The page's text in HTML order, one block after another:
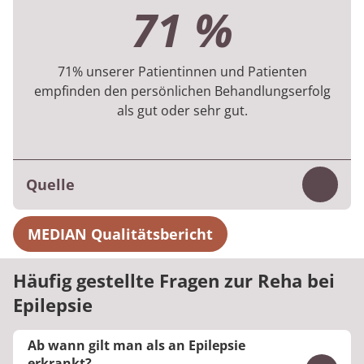
erfassten Fragebögen aus der
Zufriedenheitsbefragung, die Patientinnen
und Patienten am Ende ihres Aufenthalts im
Jahr 2024 durchgeführt haben.
71 %
71% unserer Patientinnen und Patienten
empfinden den persönlichen Behandlungserfolg
als gut oder sehr gut.
Quelle
Der subjektive Behandlungserfolg wird am
Ende der Rehabilitation durch eine
Zufriedenheitsbefragung erfasst.
Patientinnen und Patienten bewerten dabei,
inwieweit sich ihr Wohlbefinden durch die
Behandlung verbessert hat. Grundlage der
MEDIAN Qualitätsbericht
Häufig gestellte Fragen zur Reha bei
Epilepsie
Ab wann gilt man als an Epilepsie